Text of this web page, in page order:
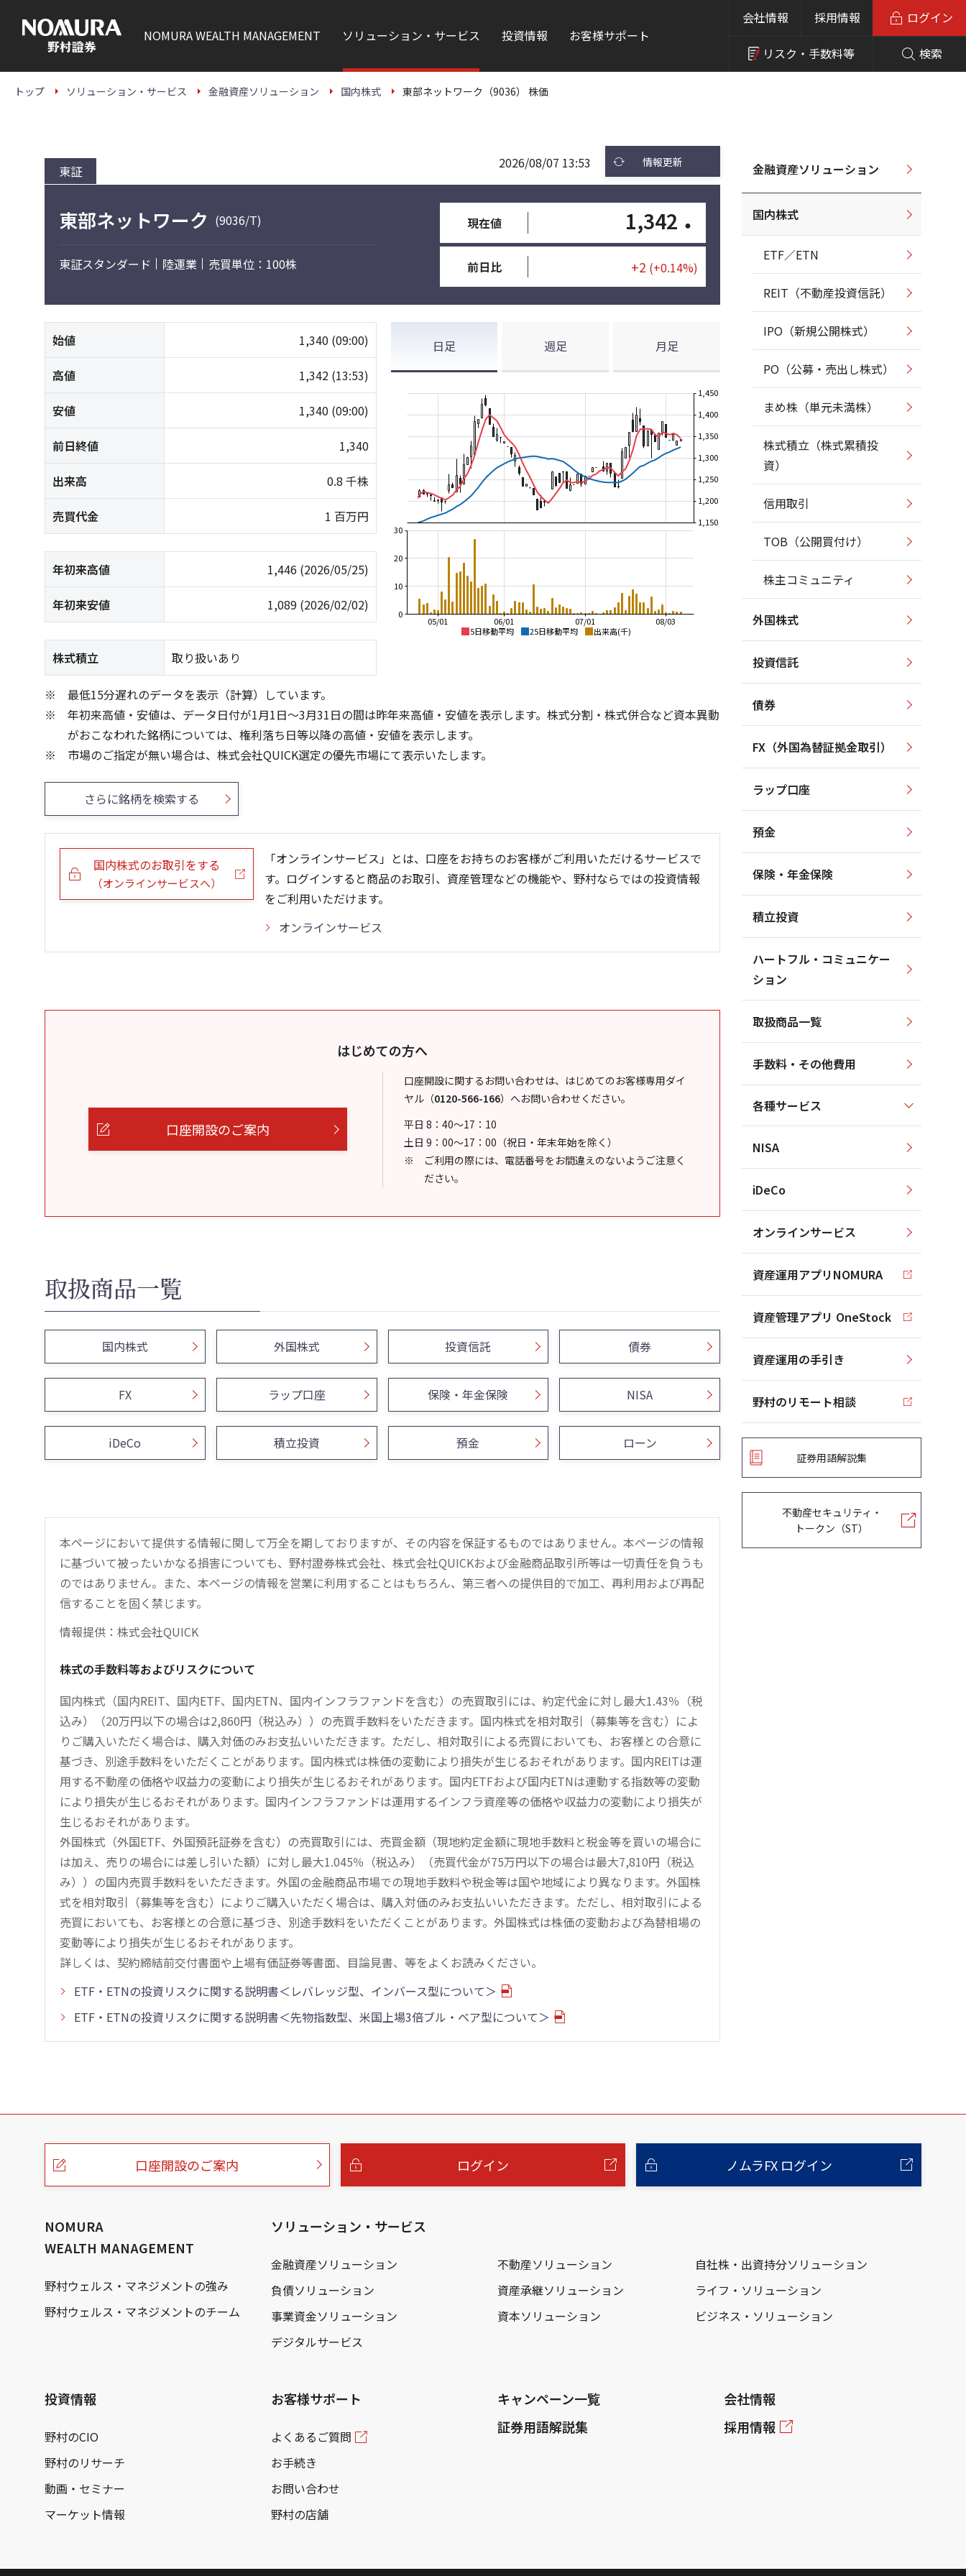
本
NOMURAWEALTH MANAGEMENT ソリューション・サービス 投資情報 お客様サポート
会社情報 採用情報
リスク・ 手数料等 検索
ログイン
トップ ソリューション・サービス 金融資産ソリューション 国内株式 東部ネットワーク（9036） 株価
東証 2026/08/07 13:53 情報更新
東部ネットワーク (9036/T)
東証スタンダード 陸運業 売買単位：100株
現在値 1,342 ・
前日比 +2 (+0.14%)
始値 1,340 (09:00)
高値 1,342 (13:53)
安値 1,340 (09:00)
前日終値 1,340
出来高 0.8 千株
売買代金 1 百万円
年初来高値 1,446 (2026/05/25)
年初来安値 1,089 (2026/02/02)
株式積立 取り扱いあり
日足 週足 月足
5日移動平均 25日移動平均 出来高(千)
08/03
07/01
06/01
05/01
1,150
1,200
1,250
1,300
1,350
1,400
1,450
0
10
20
30
1,200
0
20
1,200
0
20
最低15分遅れのデータを表示（計算）しています。
年初来高値・安値は、データ日付が1月1日～3月31日の間は昨年来高値・安値を表示します。株式分割・株式併合など資本異動
がおこなわれた銘柄については、権利落ち日等以降の高値・安値を表示します。
市場のご指定が無い場合は、株式会社QUICK選定の優先市場にて表示いたします。
さらに銘柄を検索する
国内株式のお取引をする
（オンラインサービスへ）
「オンラインサービス」とは、口座をお持ちのお客様がご利用いただけるサービスで
す。ログインすると商品のお取引、資産管理などの機能や、野村ならではの投資情報
をご利用いただけます。
オンラインサービス
はじめての方へ
口座開設のご案内
口座開設に関するお問い合わせは、はじめてのお客様専用ダイ
ヤル （0120-566-166） へお問い合わせください。
平日 8：40～17：10
土日 9：00～17：00（祝日・年末年始を除く）
ご利用の際には、電話番号をお間違えのないようご注意く
ださい。
取扱商品一覧
国内株式 外国株式 投資信託 債券
FX ラップ口座 保険・年金保険 NISA
iDeCo 積立投資 預金 ローン
本ページにおいて提供する情報に関して万全を期しておりますが、その内容を保証するものではありません。本ページの情報
に基づいて被ったいかなる損害についても、野村證券株式会社、株式会社QUICKおよび金融商品取引所等は一切責任を負うも
のではありません。また、本ページの情報を営業に利用することはもちろん、第三者への提供目的で加工、再利用および再配
信することを固く禁じます。
情報提供：株式会社QUICK
株式の手数料等およびリスクについて
国内株式（国内REIT、国内ETF、国内ETN、国内インフラファンドを含む）の売買取引には、約定代金に対し最大1.43％（税
込み）（20万円以下の場合は2,860円（税込み））の売買手数料をいただきます。国内株式を相対取引（募集等を含む）によ
りご購入いただく場合は、購入対価のみお支払いいただきます。ただし、相対取引による売買においても、お客様との合意に
基づき、別途手数料をいただくことがあります。国内株式は株価の変動により損失が生じるおそれがあります。国内REITは運
用する不動産の価格や収益力の変動により損失が生じるおそれがあります。国内ETFおよび国内ETNは連動する指数等の変動
により損失が生じるおそれがあります。国内インフラファンドは運用するインフラ資産等の価格や収益力の変動により損失が
生じるおそれがあります。
外国株式（外国ETF、外国預託証券を含む）の売買取引には、売買金額（現地約定金額に現地手数料と税金等を買いの場合に
は加え、売りの場合には差し引いた額）に対し最大1.045％（税込み）（売買代金が75万円以下の場合は最大7,810円（税込
み））の国内売買手数料をいただきます。外国の金融商品市場での現地手数料や税金等は国や地域により異なります。外国株
式を相対取引（募集等を含む）によりご購入いただく場合は、購入対価のみお支払いいただきます。ただし、相対取引による
売買においても、お客様との合意に基づき、別途手数料をいただくことがあります。外国株式は株価の変動および為替相場の
変動等により損失が生じるおそれがあります。
詳しくは、契約締結前交付書面や上場有価証券等書面、目論見書、等をよくお読みください。
ETF・ETNの投資リスクに関する説明書＜レバレッジ型、インバース型について＞
ETF・ETNの投資リスクに関する説明書＜先物指数型、米国上場3倍ブル・ベア型について＞
金融資産ソリューション
国内株式
ETF／ETN
REIT（不動産投資信託）
IPO（新規公開株式）
PO（公募・売出し株式）
まめ株（単元未満株）
株式積立（株式累積投
資）
信用取引
TOB（公開買付け）
株主コミュニティ
外国株式
投資信託
債券
FX（外国為替証拠金取引）
ラップ口座
預金
保険・年金保険
積立投資
ハートフル・コミュニケー
ション
取扱商品一覧
手数料・その他費用
各種サービス
NISA
iDeCo
オンラインサービス
資産運用アプリNOMURA
資産管理アプリ OneStock
資産運用の手引き
野村のリモート相談
証券用語解説集
不動産セキュリティ・
トークン（ST）
こ
口座開設のご案内 ログイン ノムラFX ログイン
NOMURA
WEALTH MANAGEMENT
野村ウェルス・マネジメントの強み
野村ウェルス・マネジメントのチーム
ソリューション・サービス
金融資産ソリューション 不動産ソリューション
自社株・出資持分ソリューション
負債ソリューション
資産承継ソリューション
ライフ・ソリューション
事業資金ソリューション
資本ソリューション
ビジネス・ソリューション
デジタルサービス
投資情報
野村のCIO
野村のリサーチ
動画・セミナー
マーケット情報
お客様サポート
よくあるご質問
お手続き
お問い合わせ
野村の店舗
キャンペーン一覧
証券用語解説集
会社情報
採用情報